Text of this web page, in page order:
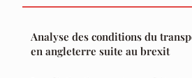
Analyse des conditions du
en angleterre suite au brexit